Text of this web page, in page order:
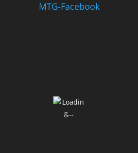
MTG-Facebook